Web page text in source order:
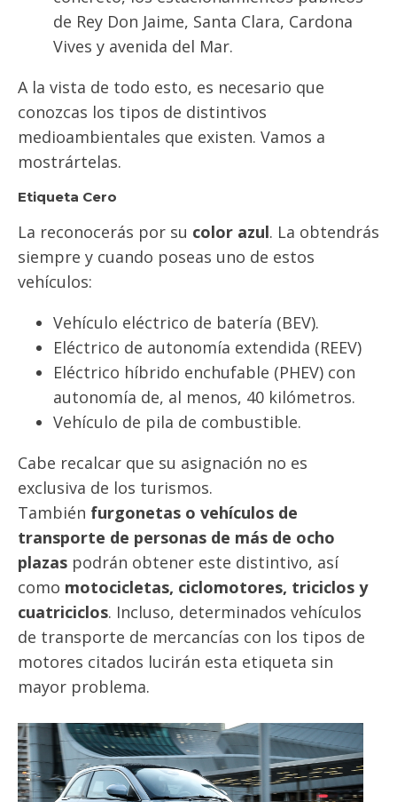
de Rey Don Jaime, Santa Clara, Cardona
Vives y avenida del Mar.
A la vista de todo esto, es necesario que
conozcas los tipos de distintivos
medioambientales que existen. Vamos a
mostrártelas.
Etiqueta Cero
La reconocerás por su color azul. La obtendrás
siempre y cuando poseas uno de estos
vehículos:
Vehículo eléctrico de batería (BEV).
Eléctrico de autonomía extendida (REEV)
Eléctrico híbrido enchufable (PHEV) con
autonomía de, al menos, 40 kilómetros.
Vehículo de pila de combustible.
Cabe recalcar que su asignación no es
exclusiva de los turismos.
También furgonetas o vehículos de
transporte de personas de más de ocho
plazas podrán obtener este distintivo, así
como motocicletas, ciclomotores, triciclos y
cuatriciclos. Incluso, determinados vehículos
de transporte de mercancías con los tipos de
motores citados lucirán esta etiqueta sin
mayor problema.